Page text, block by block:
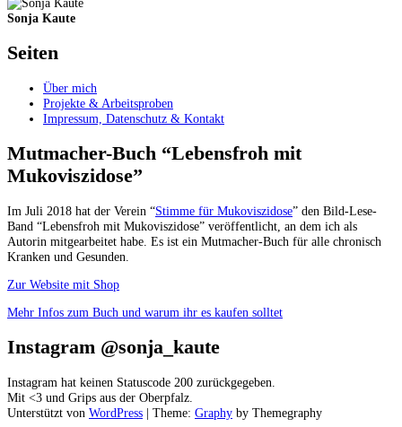
Sonja Kaute
Seiten
Über mich
Projekte & Arbeitsproben
Impressum, Datenschutz & Kontakt
Mutmacher-Buch “Lebensfroh mit
Mukoviszidose”
Im Juli 2018 hat der Verein “Stimme für Mukoviszidose” den Bild-Lese-
Band “Lebensfroh mit Mukoviszidose” veröffentlicht, an dem ich als
Autorin mitgearbeitet habe. Es ist ein Mutmacher-Buch für alle chronisch
Kranken und Gesunden.
Zur Website mit Shop
Mehr Infos zum Buch und warum ihr es kaufen solltet
Instagram @sonja_kaute
Instagram hat keinen Statuscode 200 zurückgegeben.
Mit <3 und Grips aus der Oberpfalz.
Unterstützt von WordPress | Theme: Graphy by Themegraphy